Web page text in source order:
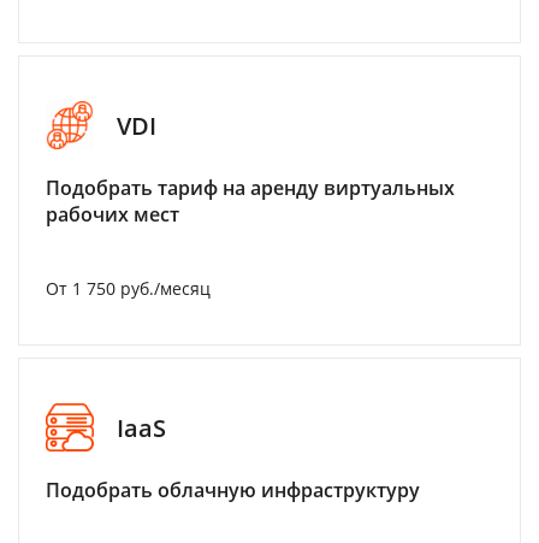
VDI
Подобрать тариф на аренду виртуальных
рабочих мест
От 1 750 руб./месяц
IaaS
Подобрать облачную инфраструктуру